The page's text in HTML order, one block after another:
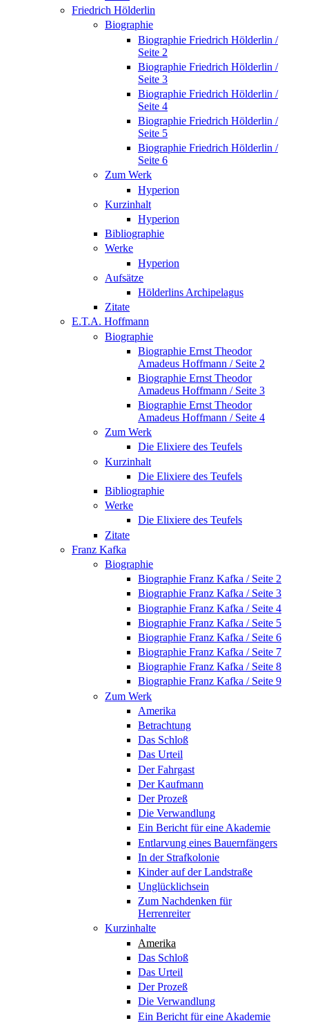
Friedrich Hölderlin
Biographie
Biographie Friedrich Hölderlin /
Seite 2
Biographie Friedrich Hölderlin /
Seite 3
Biographie Friedrich Hölderlin /
Seite 4
Biographie Friedrich Hölderlin /
Seite 5
Biographie Friedrich Hölderlin /
Seite 6
Zum Werk
Hyperion
Kurzinhalt
Hyperion
Bibliographie
Werke
Hyperion
Aufsätze
Hölderlins Archipelagus
Zitate
E.T.A. Hoffmann
Biographie
Biographie Ernst Theodor
Amadeus Hoffmann / Seite 2
Biographie Ernst Theodor
Amadeus Hoffmann / Seite 3
Biographie Ernst Theodor
Amadeus Hoffmann / Seite 4
Zum Werk
Die Elixiere des Teufels
Kurzinhalt
Die Elixiere des Teufels
Bibliographie
Werke
Die Elixiere des Teufels
Zitate
Franz Kafka
Biographie
Biographie Franz Kafka / Seite 2
Biographie Franz Kafka / Seite 3
Biographie Franz Kafka / Seite 4
Biographie Franz Kafka / Seite 5
Biographie Franz Kafka / Seite 6
Biographie Franz Kafka / Seite 7
Biographie Franz Kafka / Seite 8
Biographie Franz Kafka / Seite 9
Zum Werk
Amerika
Betrachtung
Das Schloß
Das Urteil
Der Fahrgast
Der Kaufmann
Der Prozeß
Die Verwandlung
Ein Bericht für eine Akademie
Entlarvung eines Bauernfängers
In der Strafkolonie
Kinder auf der Landstraße
Unglücklichsein
Zum Nachdenken für
Herrenreiter
Kurzinhalte
Amerika
Das Schloß
Das Urteil
Der Prozeß
Die Verwandlung
Ein Bericht für eine Akademie